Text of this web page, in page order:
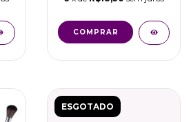
ESGOTADO